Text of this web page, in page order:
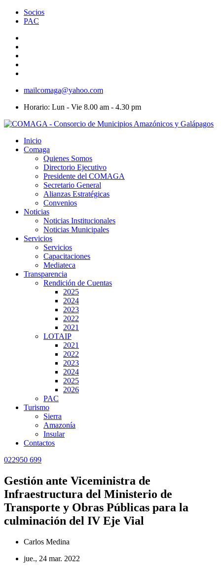
Socios
PAC
mailcomaga@yahoo.com
Horario: Lun - Vie 8.00 am - 4.30 pm
Inicio
Comaga
Quienes Somos
Directorio Ejecutivo
Presidente del COMAGA
Secretario General
Alianzas Estratégicas
Convenios
Noticias
Noticias Institucionales
Noticias Municipales
Servicios
Servicios
Capacitaciones
Mediateca
Transparencia
Rendición de Cuentas
2025
2024
2023
2022
2021
LOTAIP
2021
2022
2023
2024
2025
2026
PAC
Turismo
Sierra
Amazonía
Insular
Contactos
022950 699
Gestión ante Viceministra de
Infraestructura del Ministerio de
Transporte y Obras Públicas para la
culminación del IV Eje Vial
Carlos Medina
jue., 24 mar. 2022